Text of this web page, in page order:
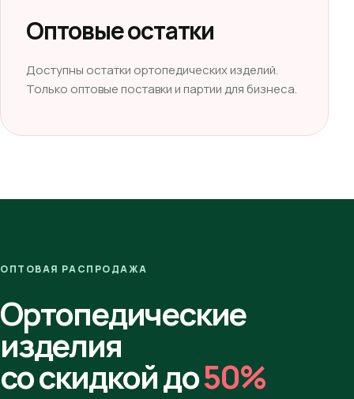
Оптовые остатки
Доступны остатки ортопедических изделий.
Только оптовые поставки и партии для бизнеса.
ОПТОВАЯ РАСПРОДАЖА
Ортопедические
изделия
со скидкой до50%